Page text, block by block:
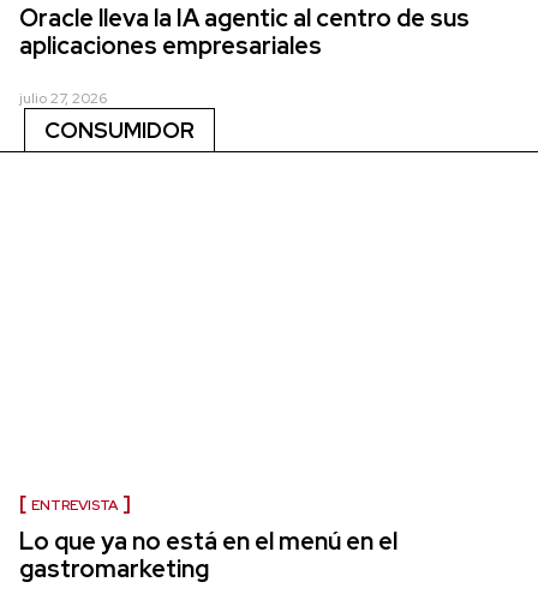
Oracle lleva la IA agentic al centro de sus
aplicaciones empresariales
julio 27, 2026
CONSUMIDOR
ENTREVISTA
Lo que ya no está en el menú en el
gastromarketing